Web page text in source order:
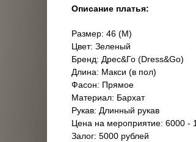
Описание платья:
Размер: 46 (М)
Цвет: Зеленый
Бренд: Дрес&Го (Dress&Go)
Длина: Макси (в пол)
Фасон: Прямое
Материал: Бархат
Рукав: Длинный рукав
Цена на мероприятие: 6000 -
Залог: 5000 рублей